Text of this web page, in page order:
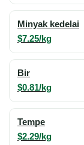
Minyak kedelai
$7.25/kg
Bir
$0.81/kg
Tempe
$2.29/kg